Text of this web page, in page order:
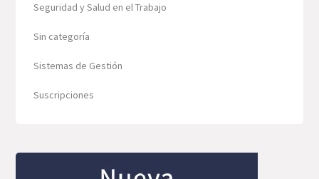
Seguridad y Salud en el Trabajo
Sin categoría
Sistemas de Gestión
Suscripciones